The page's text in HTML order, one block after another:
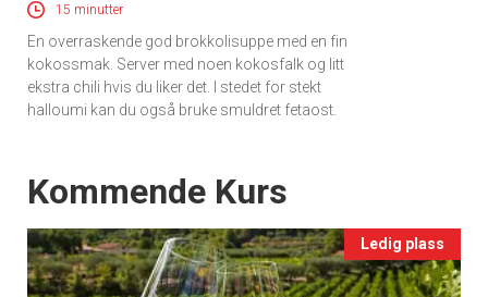
15 minutter
En overraskende god brokkolisuppe med en fin
kokossmak. Server med noen kokosfalk og litt
ekstra chili hvis du liker det. I stedet for stekt
halloumi kan du også bruke smuldret fetaost.
Events
Kommende Kurs
Ledig plass